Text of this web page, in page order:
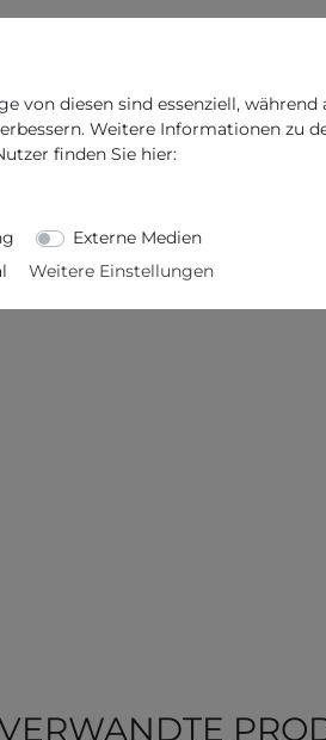
von diesen sind essenziell, während
Weitere Informationen zu
finden Sie hier:
Externe Medien
Weitere Einstellungen